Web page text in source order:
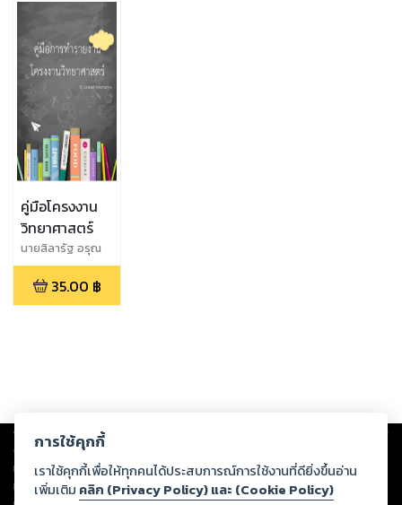
คู่มือโครงงาน
วิทยาศาสตร์
นายสิลารัฐ อรุณ
ธัญญา
35.00 ฿
Copyright © 2026
ต่อผลงานหรือเนื้อหาใดที่อัปโหลดผ่านเว็บไซต์และปรากฏว่าละเมิดสิทธิใน
ทรัพย์สินทางปัญญาของบุคคลอื่นหรือขัดต่อกฎหมายและศีลธรรม ดังนั้น ผู้อ่าน
ทุกท่านโปรดใช้วิจารณญาณในการกลั่นกรองด้วยตนเอง และหากท่านพบว่าส่วน
การใช้คุกกี้
เราใช้คุกกี้เพื่อให้ทุกคนได้ประสบการณ์การใช้งานที่ดียิ่งขึ้นอ่าน
เพิ่มเติม คลิก (Privacy Policy) และ (Cookie Policy)